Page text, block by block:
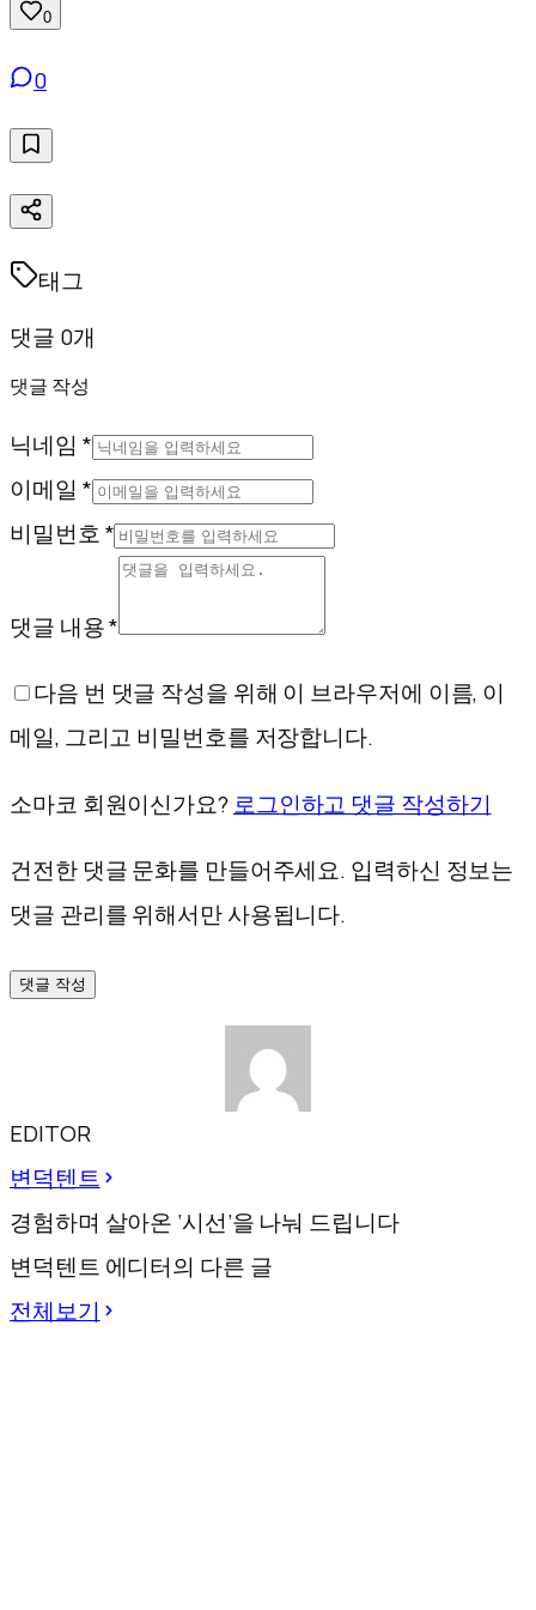
0
0
태그
댓글 0개
댓글 작성
닉네임 *
이메일 *
비밀번호 *
댓글 내용 *
다음 번 댓글 작성을 위해 이 브라우저에 이름, 이
메일, 그리고 비밀번호를 저장합니다.
소마코 회원이신가요? 로그인하고 댓글 작성하기
건전한 댓글 문화를 만들어주세요. 입력하신 정보는
댓글 관리를 위해서만 사용됩니다.
댓글 작성
EDITOR
변덕텐트
경험하며 살아온 ‘시선’을 나눠 드립니다
변덕텐트 에디터의 다른 글
전체보기